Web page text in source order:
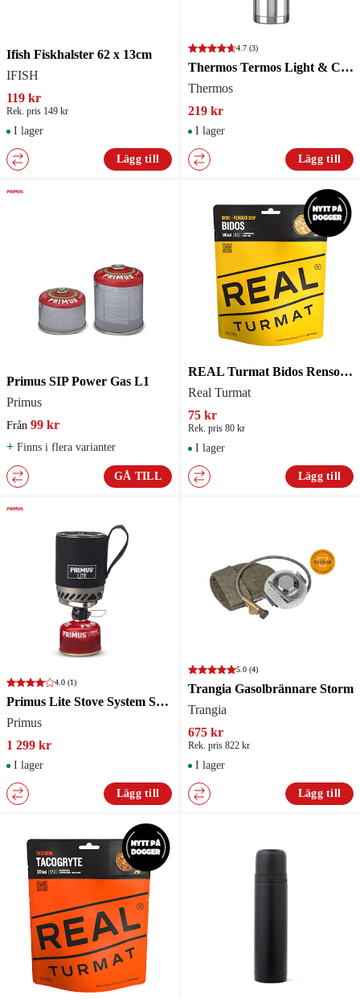
Ifish Fiskhalster 62 x 13cm
IFISH
119 kr
Rek. pris 149 kr
I lager
Lägg till
4.7 (3)
Thermos Termos Light & Compact 0,5 liter
Thermos
219 kr
I lager
Lägg till
Primus SIP Power Gas L1
Primus
Från 99 kr
+ Finns i flera varianter
GÅ TILL
REAL Turmat Bidos Rensoppa - Soppa
Real Turmat
75 kr
Rek. pris 80 kr
I lager
Lägg till
4.0 (1)
Primus Lite Stove System Stormkök
Primus
1 299 kr
I lager
Lägg till
5.0 (4)
Trangia Gasolbrännare Storm
Trangia
675 kr
Rek. pris 822 kr
I lager
Lägg till